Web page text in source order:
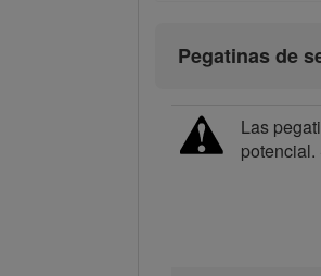
Pegatinas de
Las